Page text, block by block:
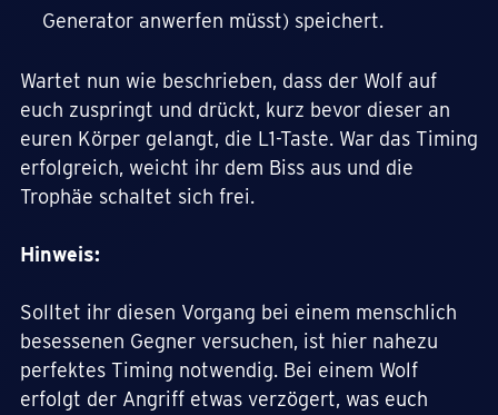
Generator anwerfen müsst) speichert.
Wartet nun wie beschrieben, dass der Wolf auf
euch zuspringt und drückt, kurz bevor dieser an
euren Körper gelangt, die L1-Taste. War das Timing
erfolgreich, weicht ihr dem Biss aus und die
Trophäe schaltet sich frei.
Hinweis:
Solltet ihr diesen Vorgang bei einem menschlich
besessenen Gegner versuchen, ist hier nahezu
perfektes Timing notwendig. Bei einem Wolf
erfolgt der Angriff etwas verzögert, was euch